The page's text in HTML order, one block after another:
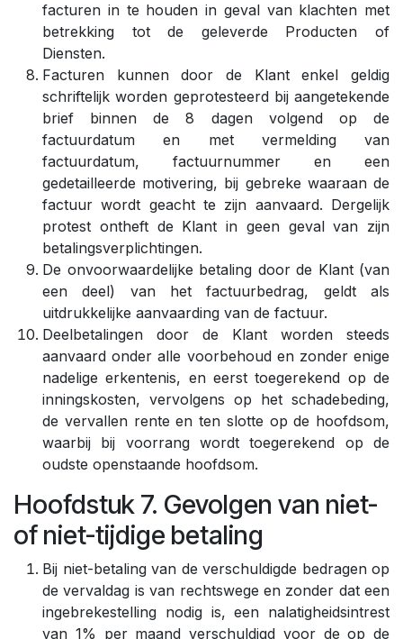
facturen in te houden in geval van klachten met
betrekking tot de geleverde Producten of
Diensten.
Facturen kunnen door de Klant enkel geldig
schriftelijk worden geprotesteerd bij aangetekende
brief binnen de 8 dagen volgend op de
factuurdatum en met vermelding van
factuurdatum, factuurnummer en een
gedetailleerde motivering, bij gebreke waaraan de
factuur wordt geacht te zijn aanvaard. Dergelijk
protest ontheft de Klant in geen geval van zijn
betalingsverplichtingen.
De onvoorwaardelijke betaling door de Klant (van
een deel) van het factuurbedrag, geldt als
uitdrukkelijke aanvaarding van de factuur.
Deelbetalingen door de Klant worden steeds
aanvaard onder alle voorbehoud en zonder enige
nadelige erkentenis, en eerst toegerekend op de
inningskosten, vervolgens op het schadebeding,
de vervallen rente en ten slotte op de hoofdsom,
waarbij bij voorrang wordt toegerekend op de
oudste openstaande hoofdsom.
Hoofdstuk 7. Gevolgen van niet-
of niet-tijdige betaling
Bij niet-betaling van de verschuldigde bedragen op
de vervaldag is van rechtswege en zonder dat een
ingebrekestelling nodig is, een nalatigheidsintrest
van 1% per maand verschuldigd voor de op de